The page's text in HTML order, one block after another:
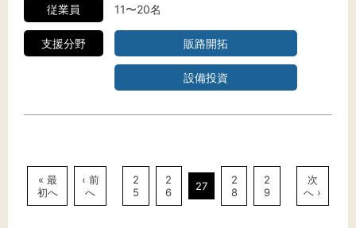
従業員 11〜20名
支援分野 販路開拓
設備投資
« 最
初へ
‹ 前
へ
2
5
2
6
27
2
8
2
9
次
へ ›